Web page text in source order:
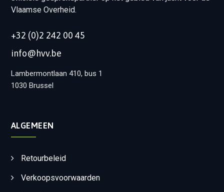
Vlaamse Overheid.
+32 (0)2 242 00 45
info@hvv.be
Lambermontlaan 410, bus 1
1030 Brussel
ALGEMEEN
Retourbeleid
Verkoopsvoorwaarden